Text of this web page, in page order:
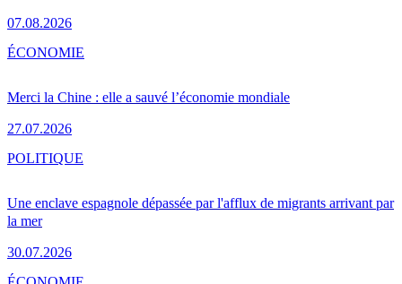
07.08.2026
Merci la Chine : elle a sauvé l’économie mondiale
27.07.2026
ÉCONOMIE
Une enclave espagnole dépassée par l'afflux de migrants arrivant par
la mer
30.07.2026
POLITIQUE